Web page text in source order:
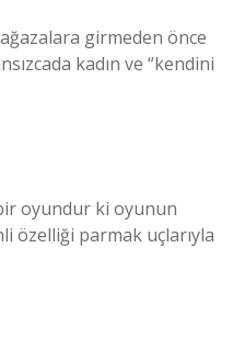
girmeden önce
kadın ve “kendini
oyundur ki oyunun
özelliği parmak uçlarıyla